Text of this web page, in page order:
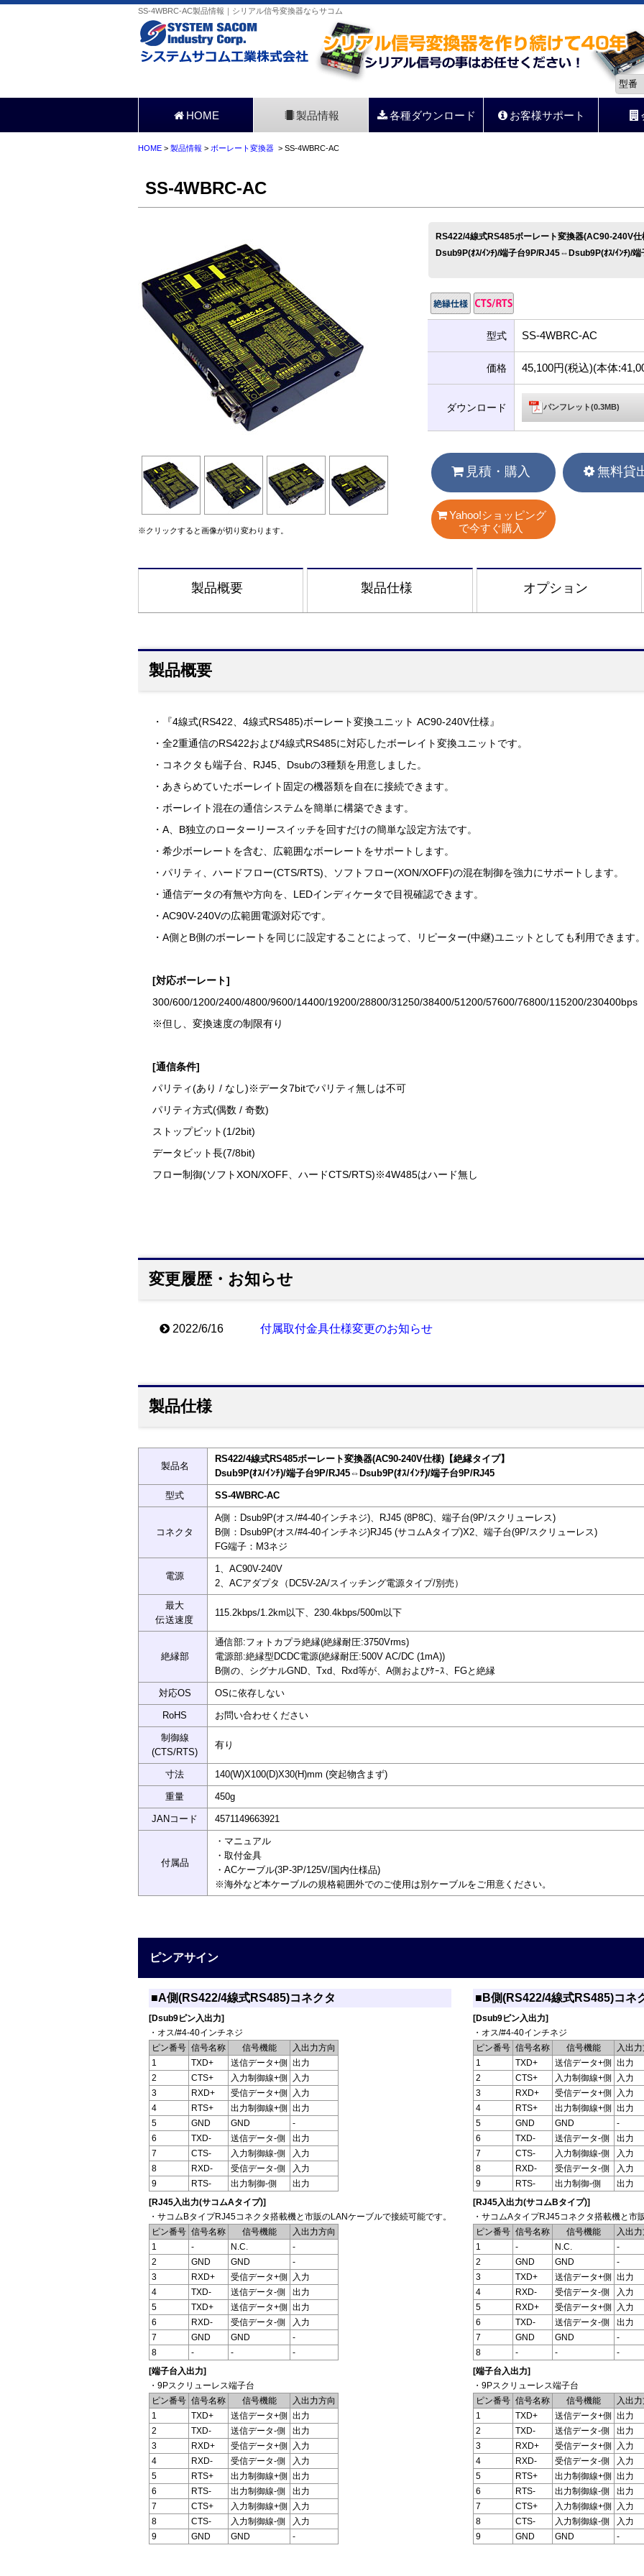
SS-4WBRC-AC製品情報｜シリアル信号変換器ならサコム
HOME 製品情報 各種ダウンロード お客様サポート
HOME > 製品情報 > ボーレート変換器 > SS-4WBRC-AC
SS-4WBRC-AC
※クリックすると画像が切り変わります。
RS422/4線式RS485ボーレート変換器(AC90-240V
Dsub9P(ｵｽ/ｲﾝﾁ)/端子台9P/RJ45⇔Dsub9P(ｵｽ/ｲﾝﾁ)/
型式 SS-4WBRC-AC
価格 45,100円(税込)(本体
ダウンロード パンフレット(0.3MB)
見積・購入 無料貸
Yahoo!ショッピング
で今すぐ購入
製品概要 製品仕様 オプション
製品概要
・『4線式(RS422、4線式RS485)ボーレート変換ユニット AC90-240V仕様』
・全2重通信のRS422および4線式RS485に対応したボーレイト変換ユニットです。
・コネクタも端子台、RJ45、Dsubの3種類を用意しました。
・あきらめていたボーレイト固定の機器類を自在に接続できます。
・ボーレイト混在の通信システムを簡単に構築できます。
・A、B独立のローターリースイッチを回すだけの簡単な設定方法です。
・希少ボーレートを含む、広範囲なボーレートをサポートします。
・パリティ、ハードフロー(CTS/RTS)、ソフトフロー(XON/XOFF)の混在制御を強力にサポートします。
・通信データの有無や方向を、LEDインディケータで目視確認できます。
・AC90V-240Vの広範囲電源対応です。
・A側とB側のボーレートを同じに設定することによって、リピーター(中継)ユニットとしても利用できます
[対応ボーレート]
300/600/1200/2400/4800/9600/14400/19200/28800/31250/38400/51200/57600/76800/115200/230400bps
※但し、変換速度の制限有り
[通信条件]
パリティ(あり / なし)※データ7bitでパリティ無しは不可
パリティ方式(偶数 / 奇数)
ストップビット(1/2bit)
データビット長(7/8bit)
フロー制御(ソフトXON/XOFF、ハードCTS/RTS)※4W485はハード無し
変更履歴・お知らせ
2022/6/16 付属取付金具仕様変更のお知らせ
製品仕様
製品名
RS422/4線式RS485ボーレート変換器(AC90-240V仕様)【絶縁タイプ】
Dsub9P(ｵｽ/ｲﾝﾁ)/端子台9P/RJ45⇔Dsub9P(ｵｽ/ｲﾝﾁ)/端子台9P/RJ45
型式 SS-4WBRC-AC
コネクタ
A側：Dsub9P(オス/#4-40インチネジ)、RJ45 (8P8C)、端子台(9P/スクリューレス)
B側：Dsub9P(オス/#4-40インチネジ)RJ45 (サコムAタイプ)X2、端子台(9P/スクリューレス)
FG端子：M3ネジ
電源
1、AC90V-240V
2、ACアダプタ（DC5V-2A/スイッチング電源タイプ/別売）
最大
伝送速度
115.2kbps/1.2km以下、230.4kbps/500m以下
絶縁部
通信部:フォトカプラ絶縁(絶縁耐圧:3750Vrms)
電源部:絶縁型DCDC電源(絶縁耐圧:500V AC/DC (1mA))
B側の、シグナルGND、Txd、Rxd等が、A側およびｹｰｽ、FGと絶縁
対応OS OSに依存しない
RoHS お問い合わせください
制御線
(CTS/RTS)
有り
寸法 140(W)X100(D)X30(H)mm (突起物含まず)
重量 450g
JANコード 4571149663921
付属品
・マニュアル
・取付金具
・ACケーブル(3P-3P/125V/国内仕様品)
※海外など本ケーブルの規格範囲外でのご使用は別ケーブルをご用意ください。
ピンアサイン
■A側(RS422/4線式RS485)コネクタ
[Dsub9ピン入出力]
・オス/#4-40インチネジ
ピン番号 信号名称 信号機能
入出力方向
1
TXD+ 送信データ+側
出力
2
CTS+ 入力制御線+側
入力
3
RXD+ 受信データ+側
入力
4
RTS+ 出力制御線+側
出力
5
GND GND
-
6
TXD- 送信データ-側
出力
7
CTS- 入力制御線-側
入力
8
RXD- 受信データ-側
入力
9
RTS- 出力制御-側
出力
[RJ45入出力(サコムAタイプ)]
・サコムBタイプRJ45コネクタ搭載機と市販のLANケーブルで接続可能です。
ピン番号 信号名称 信号機能
入出力方向
1
- N.C.
-
2
GND GND
-
3
RXD+ 受信データ+側
入力
4
TXD- 送信データ-側
出力
5
TXD+ 送信データ+側
出力
6
RXD- 受信データ-側
入力
7
GND GND
-
8
- -
-
[端子台入出力]
・9Pスクリューレス端子台
ピン番号 信号名称 信号機能
入出力方向
1
TXD+ 送信データ+側
出力
2
TXD- 送信データ-側
出力
3
RXD+ 受信データ+側
入力
4
RXD- 受信データ-側
入力
5
RTS+ 出力制御線+側
出力
6
RTS- 出力制御線-側
出力
7
CTS+ 入力制御線+側
入力
8
CTS- 入力制御線-側
入力
9
GND GND -
■B側(RS422/4線式RS485)コネ
[Dsub9ピン入出力]
・オス/#4-40インチネジ
ピン番号 信号名称 信号機能
入出
1
TXD+ 送信データ+側
出力
2
CTS+ 入力制御線+側
入力
3
RXD+ 受信データ+側
入力
4
RTS+ 出力制御線+側
出力
5
GND GND
-
6
TXD- 送信データ-側
出力
7
CTS- 入力制御線-側
入力
8
RXD- 受信データ-側
入力
9
RTS- 出力制御-側
出力
[RJ45入出力(サコムBタイプ)]
・サコムAタイプRJ45コネクタ搭載機と市
ピン番号 信号名称 信号機能
入出
1
- N.C.
-
2
GND GND
-
3
TXD+ 送信データ+側
出力
4
RXD- 受信データ-側
入力
5
RXD+ 受信データ+側
入力
6
TXD- 送信データ-側
出力
7
GND GND
-
8
- -
-
[端子台入出力]
・9Pスクリューレス端子台
ピン番号 信号名称 信号機能
入出
1
TXD+ 送信データ+側
出力
2
TXD- 送信データ-側
出力
3
RXD+ 受信データ+側
入力
4
RXD- 受信データ-側
入力
5
RTS+ 出力制御線+側
出力
6
RTS- 出力制御線-側
出力
7
CTS+ 入力制御線+側
入力
8
CTS- 入力制御線-側
入力
9
GND GND -